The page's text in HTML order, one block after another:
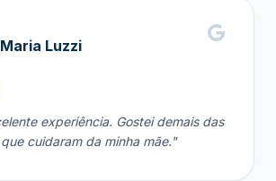
Luzzi
experiência. Gostei demais das
cuidaram da minha mãe."